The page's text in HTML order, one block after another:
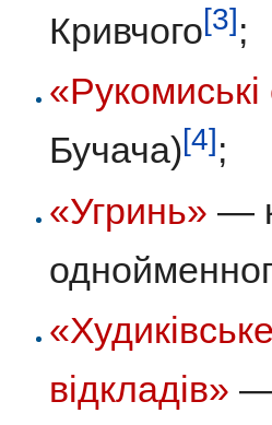
Кривчого[3];
«Рукомиські
Бучача)[4];
«Угринь» —
відкладів» —